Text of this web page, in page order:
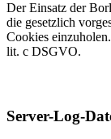
Der Einsatz der
die gesetzlich
Cookies
lit. c DSGVO.
Server-Log-